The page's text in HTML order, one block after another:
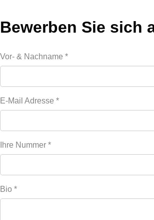
Bewerben Sie sich
Vor- & Nachname *
E-Mail Adresse *
Ihre Nummer *
Bio *